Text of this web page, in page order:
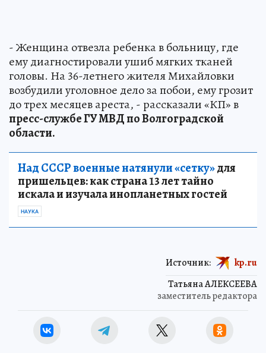
- Женщина отвезла ребенка в больницу, где
ему диагностировали ушиб мягких тканей
головы. На 36-летнего жителя Михайловки
возбудили уголовное дело за побои, ему грозит
до трех месяцев ареста, - рассказали «КП» в
пресс-службе ГУ МВД по Волгоградской
области.
Над СССР военные натянули «сетку»для
пришельцев: как страна 13 лет тайно
искала и изучала инопланетных гостей
НАУКА
Татьяна АЛЕКСЕЕВА
заместитель редактора
Источник: kp.ru